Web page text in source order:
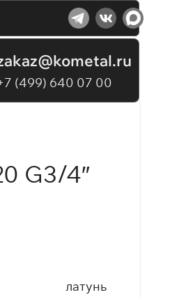
(499) 640 07 00
G3/4″
латунь